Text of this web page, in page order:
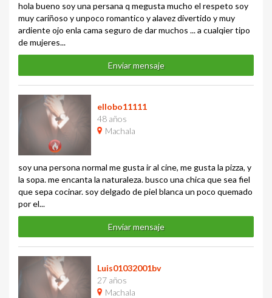
hola bueno soy una persana q megusta mucho el respeto soy
muy cariñoso y unpoco romantico y alavez divertido y muy
ardiente ojo enla cama seguro de dar muchos ... a cualqier tipo
de mujeres...
Enviar mensaje
ellobo11111
48 años
Machala
soy una persona normal me gusta ir al cine, me gusta la pizza, y
la sopa. me encanta la naturaleza. busco una chica que sea fiel
que sepa cocinar. soy delgado de piel blanca un poco quemado
por el...
Enviar mensaje
Luis01032001bv
27 años
Machala